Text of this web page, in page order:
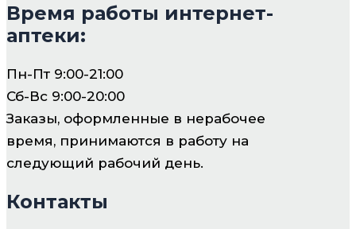
Время работы интернет-
аптеки:
Пн-Пт 9:00-21:00
Сб-Вс 9:00-20:00
Заказы, оформленные в нерабочее
время, принимаются в работу на
следующий рабочий день.
Контакты